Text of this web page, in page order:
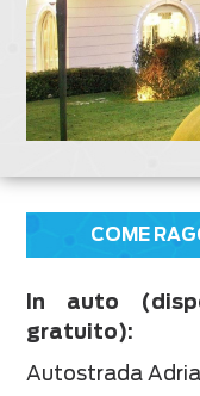
COME
In auto
gratuito):
Autostrada